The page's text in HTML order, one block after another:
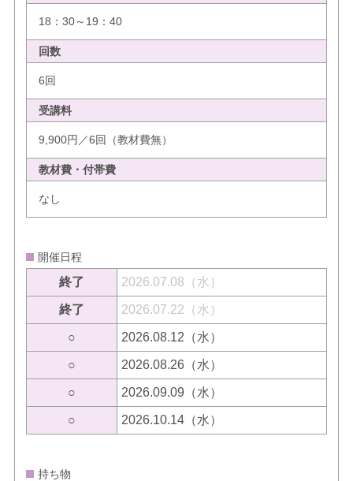
18：30～19：40
回数
6回
受講料
9,900円／6回（教材費無）
教材費・付帯費
なし
開催日程
終了 2026.07.08（水）
終了 2026.07.22（水）
○ 2026.08.12（水）
○ 2026.08.26（水）
○ 2026.09.09（水）
○ 2026.10.14（水）
持ち物